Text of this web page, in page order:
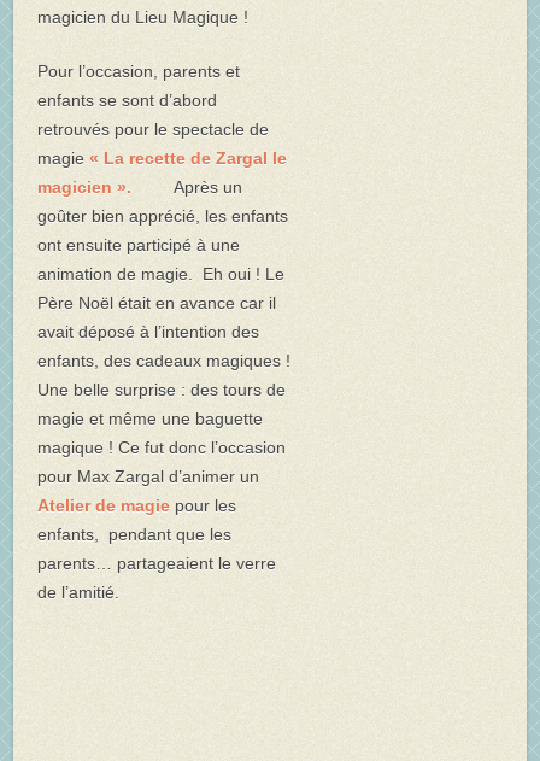
magicien du Lieu Magique !
Pour l’occasion, parents et
enfants se sont d’abord
retrouvés pour le spectacle de
magie« La recette de Zargal le
magicien ».
Après un
goûter bien apprécié, les enfants
ont ensuite participé à une
animation de magie. Eh oui ! Le
Père Noël était en avance car il
avait déposé à l’intention des
enfants, des cadeaux magiques !
Une belle surprise : des tours de
magie et même une baguette
magique ! Ce fut donc l’occasion
pour Max Zargal d’animer un
Atelier de magie pour les
enfants, pendant que les
parents… partageaient le verre
de l’amitié.